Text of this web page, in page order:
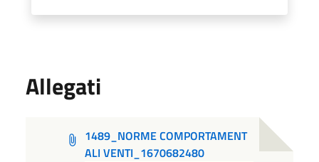
Allegati
1489_NORME COMPORTAMENT
ALI VENTI_1670682480